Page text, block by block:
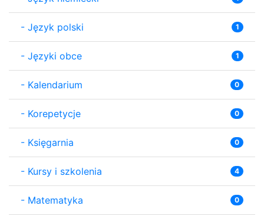
- Język polski 1
- Języki obce 1
- Kalendarium 0
- Korepetycje 0
- Księgarnia 0
- Kursy i szkolenia 4
- Matematyka 0